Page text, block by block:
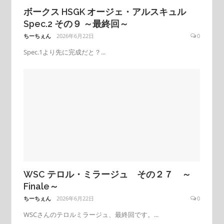
ボークス HSGK オージェ・アルスキュル
Spec.2 その９ ～最終回～
ちーちぇん 2026年6月22日 0
Spec.1より先に完成だと？...
WSC テロル・ミラージュ その２７ ～
Finale～
ちーちぇん 2026年6月22日 0
WSCさんのテロルミラージュ、最終回です。...